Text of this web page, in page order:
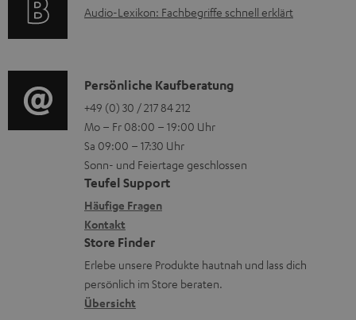
r
d
e
n
n
m
V
e
r
s
a
n
d
i
e
n
z
u
r
G
a
r
a
n
t
g
e
r
ä
t
e
R
ü
c
k
A
i
o
-
L
e
x
i
k
o
n
Audio-Lexikon: Fachbegriffe schnell erklärt
K
o
n
t
a
k
t
d
a
t
Persönliche Kaufberatung
+49 (0) 30 / 217 84 212
Mo – Fr 08:00 – 19:00 Uhr
Sa 09:00 – 17:30 Uhr
Sonn- und Feiertage geschlossen
Teufel Support
Häufige Fragen
Kontakt
Store Finder
Erlebe unsere Produkte hautnah und lass dich
persönlich im Store beraten.
Übersicht